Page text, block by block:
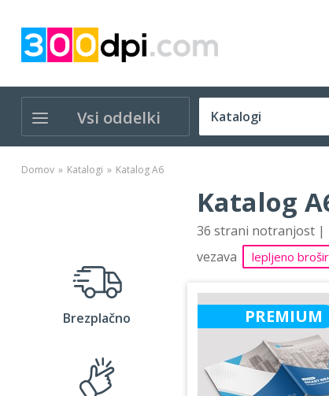
Vsi oddelki
Domov Katalogi Katalog A6
Brezplačno
Katalog
36 strani notranjost |
vezava
lepljeno
PREMIUM